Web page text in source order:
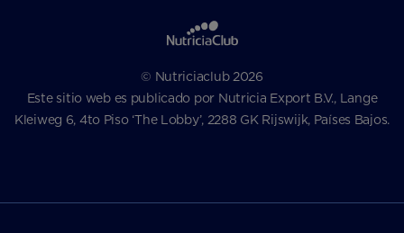
© Nutriciaclub 2026
Este sitio web es publicado por Nutricia Export B.V., Lange
Kleiweg 6, 4to Piso ‘The Lobby’, 2288 GK Rijswijk, Países Bajos.